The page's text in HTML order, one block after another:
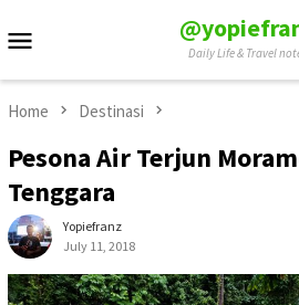
to
Daily Life & Travel
Home Destinasi
Pesona Air Terjun
Tenggara
Yopiefranz
July 11, 2018